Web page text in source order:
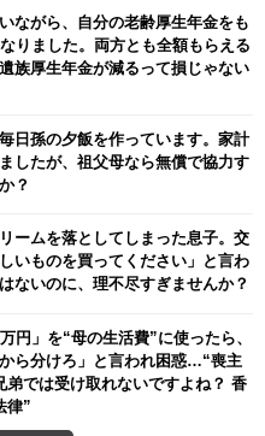
ながら、自分の老齢厚生年金をも
りました。両方とも全額もらえる
族厚生年金が減るって損じゃない
日孫の夕飯を作っています。家計
したが、祖父母なら無償で協力す
？
ームを落としてしまった息子。交
いものを買ってください」と言わ
ないのに、理不尽すぎませんか？
円」を“母の生活費”に使ったら、
ら分けろ」と言われ困惑…“喪主
弟では受け取れないですよね？ 香
律”